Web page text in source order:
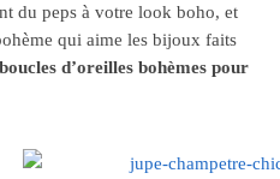
du peps à votre look boho, et
qui aime les bijoux faits
boucles d’oreilles bohèmes pour